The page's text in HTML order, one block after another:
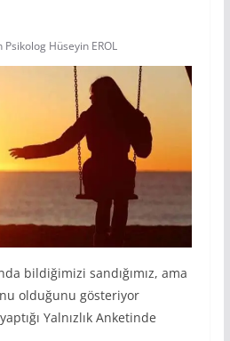
Psikolog Hüseyin EROL
bildiğimizi sandığımız, ama
olduğunu gösteriyor
Yalnızlık Anketinde